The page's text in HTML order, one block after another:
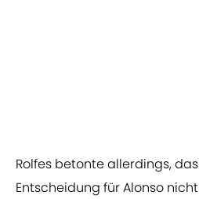
Rolfes betonte allerdings,
Entscheidung für Alonso